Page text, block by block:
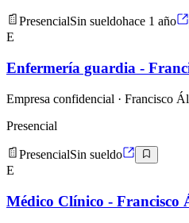
PresencialSin sueldohace 1 año
E
Enfermería guardia -
Empresa confidencial · Francisco
Presencial
PresencialSin sueldo
E
Médico Clínico - Francisco